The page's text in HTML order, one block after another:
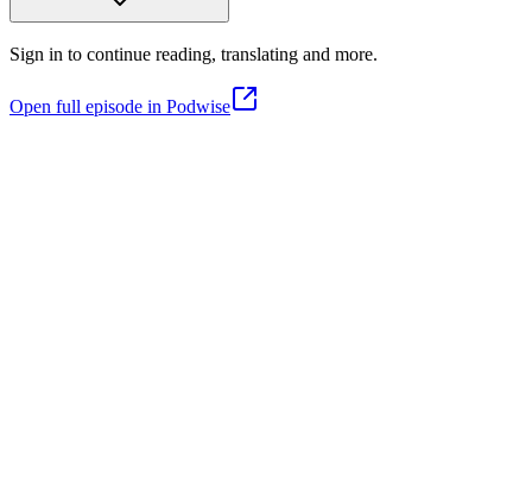
Sign in to continue reading, translating and more.
Open full episode in Podwise